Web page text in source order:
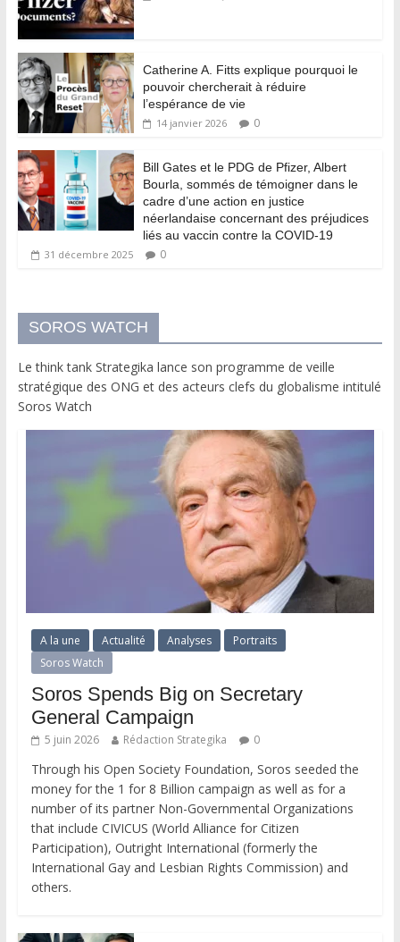
Catherine A. Fitts explique pourquoi le
pouvoir chercherait à réduire
l’espérance de vie
14 janvier 2026 0
Bill Gates et le PDG de Pfizer, Albert
Bourla, sommés de témoigner dans le
cadre d’une action en justice
néerlandaise concernant des préjudices
liés au vaccin contre la COVID-19
31 décembre 2025 0
SOROS WATCH
Le think tank Strategika lance son programme de veille
stratégique des ONG et des acteurs clefs du globalisme intitulé
Soros Watch
A la une Actualité Analyses
Portraits
Soros Watch
Soros Spends Big on Secretary
General Campaign
5 juin 2026 Rédaction Strategika 0
Through his Open Society Foundation, Soros seeded the
money for the 1 for 8 Billion campaign as well as for a
number of its partner Non-Governmental Organizations
that include CIVICUS (World Alliance for Citizen
Participation), Outright International (formerly the
International Gay and Lesbian Rights Commission) and
others.